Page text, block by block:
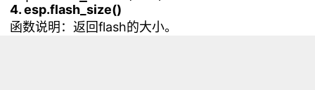
4. esp.flash_size()
函数说明：返回flash的大小。